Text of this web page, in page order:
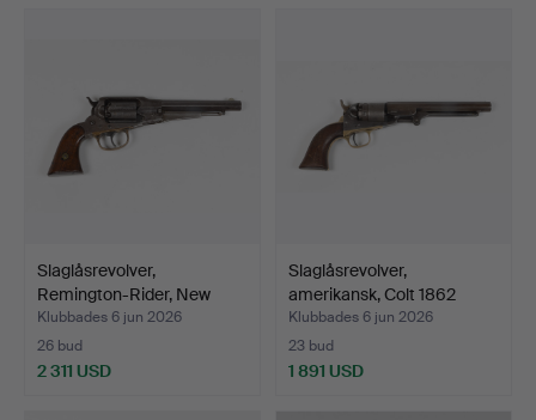
Slaglåsrevolver,
Remington-Rider, New
Mode…
Klubbades 6 jun 2026
26 bud
2 311 USD
Slaglåsrevolver,
amerikansk, Colt 1862
Poc…
Klubbades 6 jun 2026
23 bud
1 891 USD